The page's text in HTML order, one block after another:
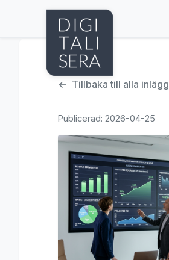
Tillbaka till alla inlägg
Publicerad: 2026-04-25